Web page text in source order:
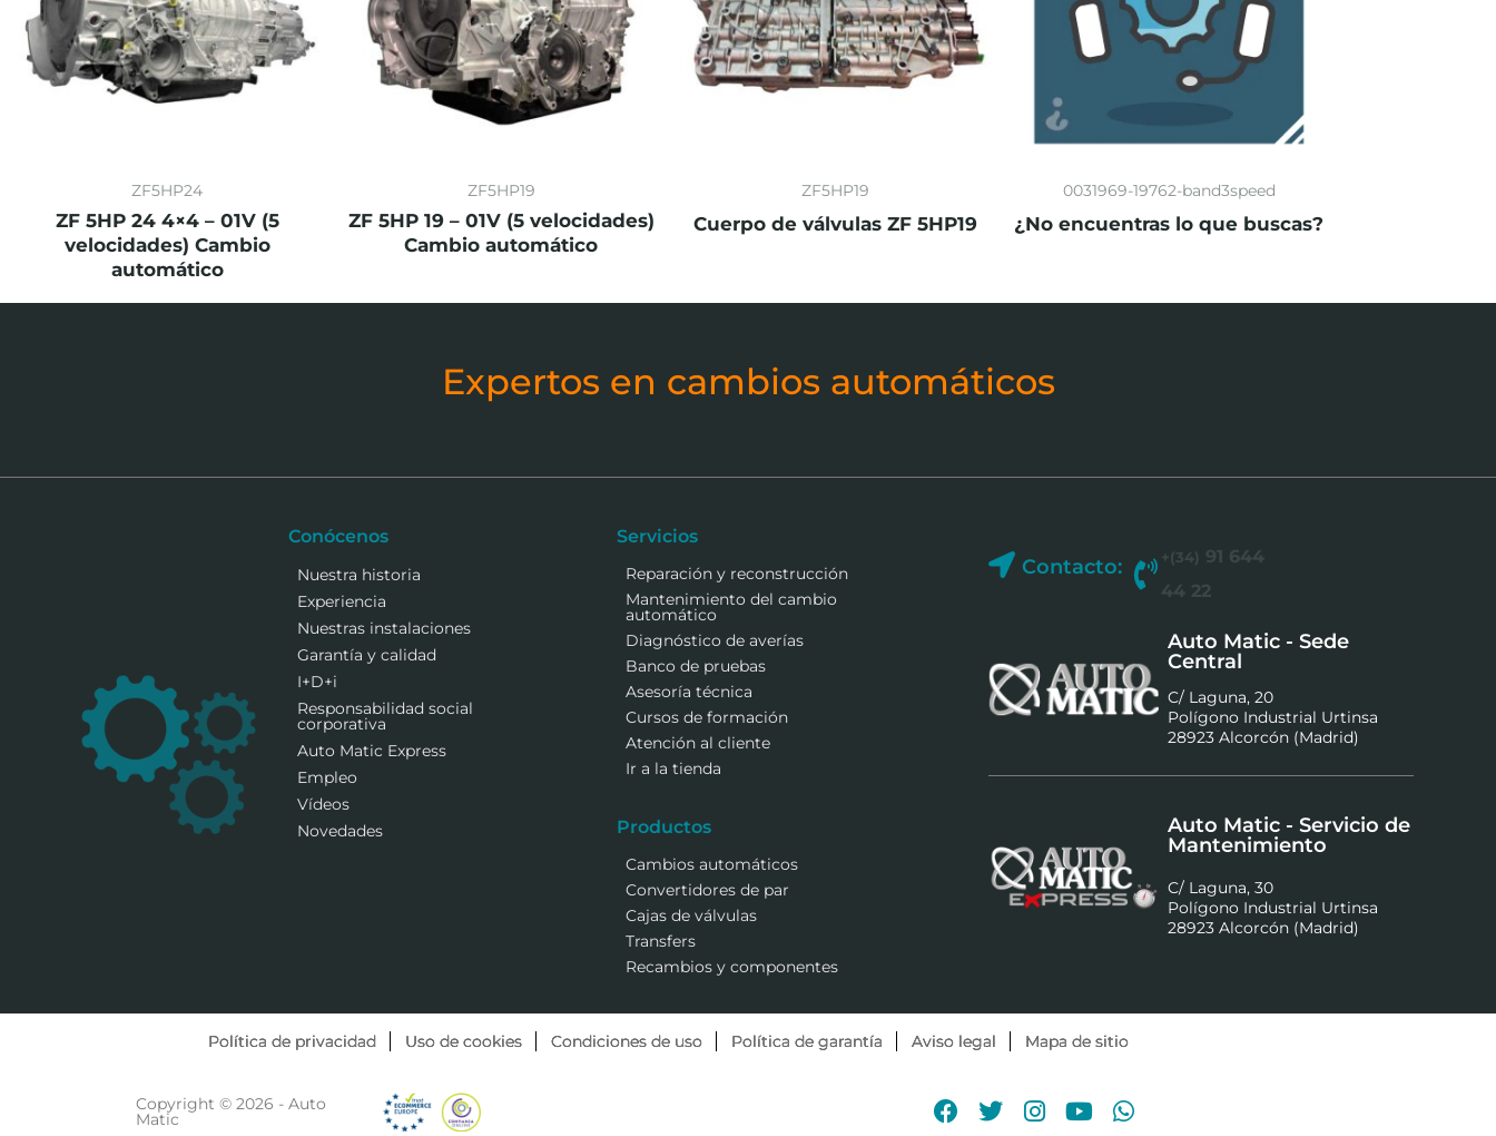
ZF5HP24
ZF 5HP 24 4×4 – 01V (5
velocidades) Cambio
automático
ZF5HP19
ZF 5HP 19 – 01V (5 velocidades)
Cambio automático
ZF5HP19
Cuerpo de válvulas ZF 5HP19
0031969-19762-band3speed
¿No encuentras lo que buscas?
Expertos en cambios automáticos
Conócenos
Nuestra historia
Experiencia
Nuestras instalaciones
Garantía y calidad
I+D+i
Responsabilidad social
corporativa
Auto Matic Express
Empleo
Vídeos
Novedades
Servicios
Reparación y reconstrucción
Mantenimiento del cambio
automático
Diagnóstico de averías
Banco de pruebas
Asesoría técnica
Cursos de formación
Atención al cliente
Ir a la tienda
Productos
Cambios automáticos
Convertidores de par
Cajas de válvulas
Transfers
Recambios y componentes
Contacto: +(34)
91 644
44 22
Auto Matic - Sede
Central
C/ Laguna, 20
Polígono Industrial Urtinsa
28923 Alcorcón (Madrid)
Auto Matic - Servicio de
Mantenimiento
C/ Laguna, 30
Polígono Industrial Urtinsa
28923 Alcorcón (Madrid)
Política de privacidad Uso de cookies Condiciones de uso Política de garantía Aviso legal Mapa de sitio
Copyright © 2026 - Auto
Matic
Facebook
TwitterInstagram
YoutubeWhatsapp